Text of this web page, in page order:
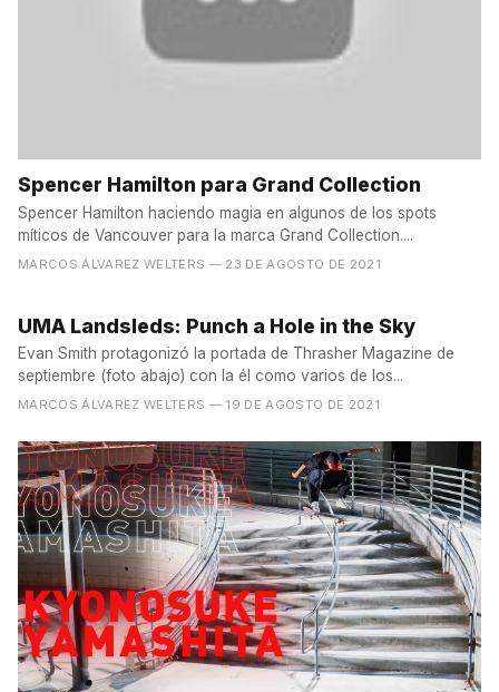
Spencer Hamilton para Grand Collection
Spencer Hamilton haciendo magia en algunos de los spots
míticos de Vancouver para la marca Grand Collection....
MARCOS ÁLVAREZ WELTERS — 23 DE AGOSTO DE 2021
UMA Landsleds: Punch a Hole in the Sky
Evan Smith protagonizó la portada de Thrasher Magazine de
septiembre (foto abajo) con la él como varios de los...
MARCOS ÁLVAREZ WELTERS — 19 DE AGOSTO DE 2021